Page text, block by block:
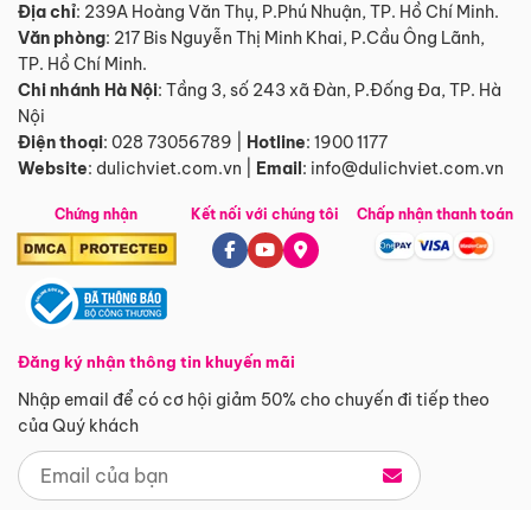
Địa chỉ: 239A Hoàng Văn Thụ, P.Phú Nhuận, TP. Hồ Chí Minh.
Văn phòng: 217 Bis Nguyễn Thị Minh Khai, P.Cầu Ông Lãnh,
TP. Hồ Chí Minh.
Chi nhánh Hà Nội: Tầng 3, số 243 xã Đàn, P.Đống Đa, TP. Hà
Nội
Điện thoại: 028 73056789 Hotline: 1900 1177
Website: dulichviet.com.vn Email: info@dulichviet.com.vn
Chứng nhận
Đăng ký nhận thông tin khuyến mãi
Nhập email để có cơ hội giảm 50% cho chuyến đi tiếp theo
của Quý khách
Kết nối với chúng tôi Chấp nhận thanh toán